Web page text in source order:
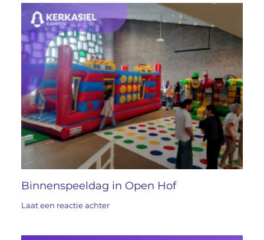
Binnenspeeldag in Open Hof
Laat een reactie achter